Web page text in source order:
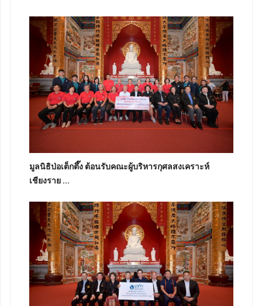
มูลนิธิป่อเต็กตึ๊ง ต้อนรับคณะผู้บริหารกุศลสงเคราะห์
เชียงราย ...